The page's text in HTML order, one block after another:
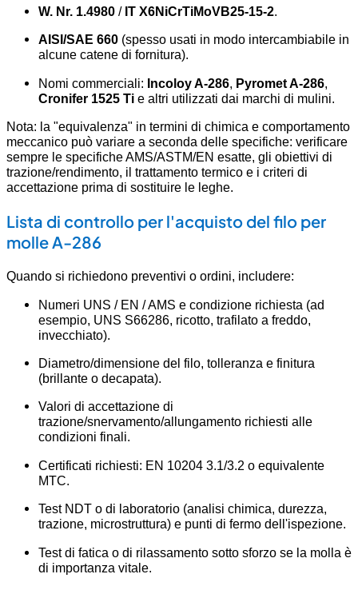
W. Nr. 1.4980 / IT X6NiCrTiMoVB25-15-2.
AISI/SAE 660 (spesso usati in modo intercambiabile in
alcune catene di fornitura).
Nomi commerciali: Incoloy A-286, Pyromet A-286,
Cronifer 1525 Ti e altri utilizzati dai marchi di mulini.
Nota: la "equivalenza" in termini di chimica e comportamento
meccanico può variare a seconda delle specifiche: verificare
sempre le specifiche AMS/ASTM/EN esatte, gli obiettivi di
trazione/rendimento, il trattamento termico e i criteri di
accettazione prima di sostituire le leghe.
Lista di controllo per l'acquisto del filo per
molle A-286
Quando si richiedono preventivi o ordini, includere:
Numeri UNS / EN / AMS e condizione richiesta (ad
esempio, UNS S66286, ricotto, trafilato a freddo,
invecchiato).
Diametro/dimensione del filo, tolleranza e finitura
(brillante o decapata).
Valori di accettazione di
trazione/snervamento/allungamento richiesti alle
condizioni finali.
Certificati richiesti: EN 10204 3.1/3.2 o equivalente
MTC.
Test NDT o di laboratorio (analisi chimica, durezza,
trazione, microstruttura) e punti di fermo dell'ispezione.
Test di fatica o di rilassamento sotto sforzo se la molla è
di importanza vitale.